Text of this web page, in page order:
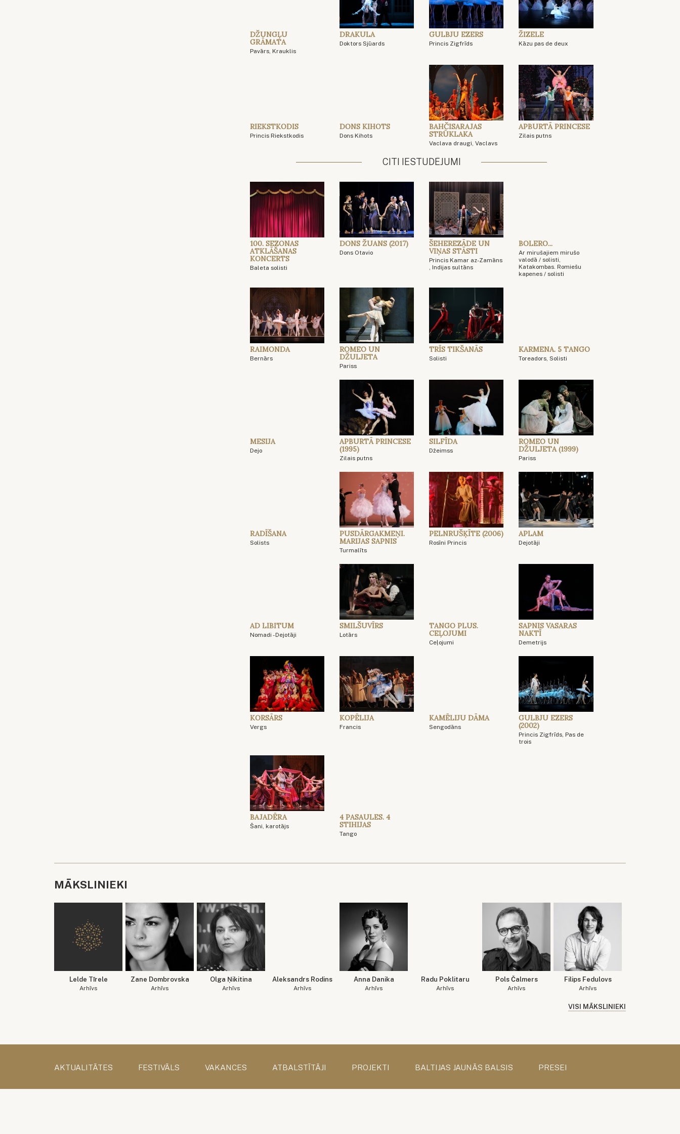
DŽUNGĻU
GRĀMATA
Pavārs, Krauklis
DRAKULA
Doktors Sjūards
GULBJU EZERS
Princis Zigfrīds
ŽIZELE
Kāzu pas de deux
RIEKSTKODIS
Princis Riekstkodis
DONS KIHOTS
Dons Kihots
BAHČISARAJAS
STRŪKLAKA
Vaclava draugi, Vaclavs
APBURTĀ PRINCESE
Zilais putns
CITI IESTUDĒJUMI
100. SEZONAS
ATKLĀŠANAS
KONCERTS
Baleta solisti
DONS ŽUANS (2017)
Dons Otavio
ŠEHEREZĀDE UN
VIŅAS STĀSTI
Princis Kamar az-Zamāns
, Indijas sultāns
BOLERO...
Ar mirušajiem mirušo
valodā / solisti,
Katakombas. Romiešu
kapenes / solisti
RAIMONDA
Bernārs
ROMEO UN
DŽULJETA
Pariss
TRĪS TIKŠANĀS
Solisti
KARMENA. 5 TANGO
Toreadors, Solisti
MESIJA
Dejo
APBURTĀ PRINCESE
(1995)
Zilais putns
SILFĪDA
Džeimss
ROMEO UN
DŽULJETA (1999)
Pariss
RADĪŠANA
Solists
PUSDĀRGAKMEŅI.
MARIJAS SAPNIS
Turmalīts
PELNRUŠĶĪTE (2006)
Rosīni Princis
APLAM
Dejotāji
AD LIBITUM
Nomadi - Dejotāji
SMILŠUVĪRS
Lotārs
TANGO PLUS.
CEĻOJUMI
Ceļojumi
SAPNIS VASARAS
NAKTĪ
Demetrijs
KORSĀRS
Vergs
KOPĒLIJA
Francis
KAMĒLIJU DĀMA
Sengodāns
GULBJU EZERS
(2002)
Princis Zigfrīds, Pas de
trois
BAJADĒRA
Šani, karotājs
4 PASAULES. 4
STIHIJAS
Tango
MĀKSLINIEKI
Lelde Tīrele
Arhīvs
Zane Dombrovska
Arhīvs
Olga Ņikitina
Arhīvs
Aleksandrs Rodins
Arhīvs
Anna Danika
Arhīvs
Radu Poklitaru
Arhīvs
Pols Čalmers
Arhīvs
Filips Fedulovs
Arhīvs
VISI MĀKSLINIEKI
AKTUALITĀTES FESTIVĀLS VAKANCES ATBALSTĪTĀJI PROJEKTI BALTIJAS JAUNĀS BALSIS PRESEI